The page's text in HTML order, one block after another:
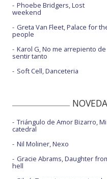
Phoebe Bridgers, Lost
weekend
Greta Van Fleet, Palace for
people
Karol G, No me arrepiento de
sentir tanto
Soft Cell, Danceteria
Triángulo de Amor Bizarro, Mi
catedral
Nil Moliner, Nexo
Gracie Abrams, Daughter
hell